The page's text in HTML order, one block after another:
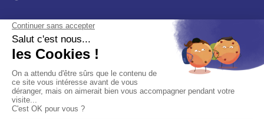
Nos services
Étiquette alimentaire
Étiquette de bouteilles
Informations
Mentions légales
À propos
Nous contacter